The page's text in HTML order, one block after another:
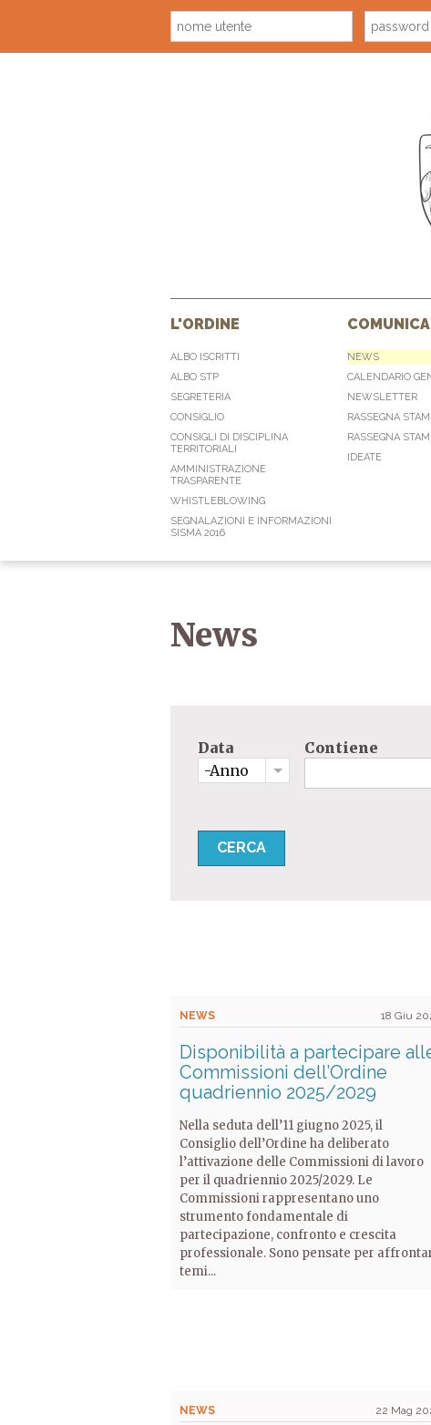
L'ORDINE
ALBO ISCRITTI
ALBO STP
SEGRETERIA
CONSIGLIO
CONSIGLI DI DISCIPLINA
TERRITORIALI
AMMINISTRAZIONE
TRASPARENTE
WHISTLEBLOWING
SEGNALAZIONI E INFORMAZIONI
SISMA 2016
NEWS
CALENDARIO
NEWSLETTER
RASSEGNA
RASSEGNA
IDEATE
News
Data
-Anno
Contiene
NEWS 18 Giu
Disponibilità a partecipare
Commissioni dell’Ordine
quadriennio 2025/2029
Nella seduta dell’11 giugno 2025, il
Consiglio dell’Ordine ha deliberato
l’attivazione delle Commissioni di lavoro
per il quadriennio 2025/2029. Le
Commissioni rappresentano uno
strumento fondamentale di
partecipazione, confronto e crescita
professionale. Sono pensate per
temi...
NEWS 22 Mag